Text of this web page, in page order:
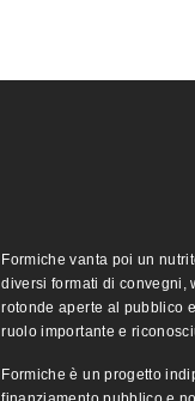
Formiche vanta poi un
diversi formati di convegni,
rotonde aperte al pubblico
ruolo importante e
Formiche è un progetto